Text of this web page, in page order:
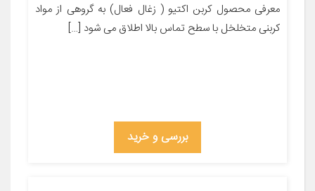
معرفی محصول کربن اکتیو ( زغال فعال) به گروهی از مواد
کربنی متخلخل با سطح تماس بالا اطلاق می شود […]
بررسی و خرید